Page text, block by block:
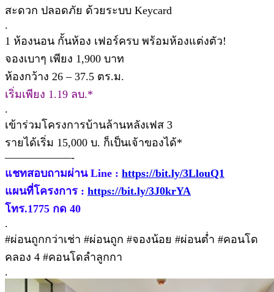
สะดวก ปลอดภัย ด้วยระบบ Keycard
.
1 ห้องนอน กั้นห้อง เฟอร์ครบ พร้อมห้องแต่งตัว!
จองเบาๆ เพียง 1,900 บาท
ห้องกว้าง 26 – 37.5 ตร.ม.
เริ่มเพียง 1.19 ลบ.*
.
เข้าร่วมโครงการบ้านล้านหลังเฟส 3
รายได้เริ่ม 15,000 บ. ก็เป็นเจ้าของได้*
——————-
แชทสอบถามผ่าน Line : https://bit.ly/3LlouQ1
แผนที่โครงการ : https://bit.ly/3J0krYA
โทร.1775 กด 40
.
#ผ่อนถูกกว่าเช่า #ผ่อนถูก #จองน้อย #ผ่อนต่ำ #คอนโด
คลอง 4 #คอนโดลำลูกกา
.